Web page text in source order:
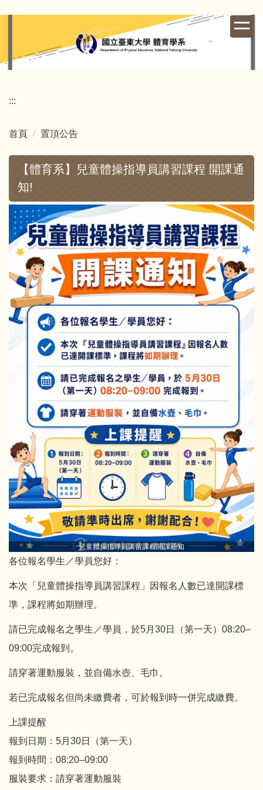
內
:::
首頁 置頂公告
【體育系】兒童體操指導員講習課程 開課通
知!
兒童體操指導員講習課程開課通知
各位報名學生／學員您好：
本次「兒童體操指導員講習課程」因報名人數已達開課標
準，課程將如期辦理。
請已完成報名之學生／學員，於5月30日（第一天）08:20–
09:00完成報到。
請穿著運動服裝，並自備水壺、毛巾。
若已完成報名但尚未繳費者，可於報到時一併完成繳費。
上課提醒
報到日期：5月30日（第一天）
報到時間：08:20–09:00
服裝要求：請穿著運動服裝